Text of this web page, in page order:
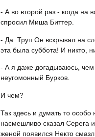
- А во второй раз - когда на
спросил Миша Биттер.
- Да. Труп Он вскрывал на
эта была суббота! И никто,
- А я даже догадываюсь, чем
неугомонный Бурков.
И чем?
Так здесь и думать то
насмешливо сказал Серега
женой появился Некто